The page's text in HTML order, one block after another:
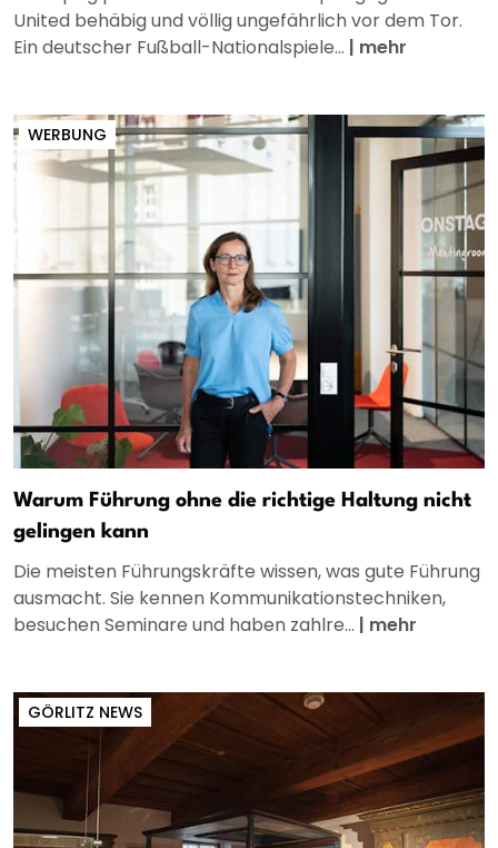
United behäbig und völlig ungefährlich vor dem Tor.
Ein deutscher Fußball-Nationalspiele... | mehr
WERBUNG
Warum Führung ohne die richtige Haltung nicht
gelingen kann
Die meisten Führungskräfte wissen, was gute Führung
ausmacht. Sie kennen Kommunikationstechniken,
besuchen Seminare und haben zahlre... | mehr
GÖRLITZ NEWS